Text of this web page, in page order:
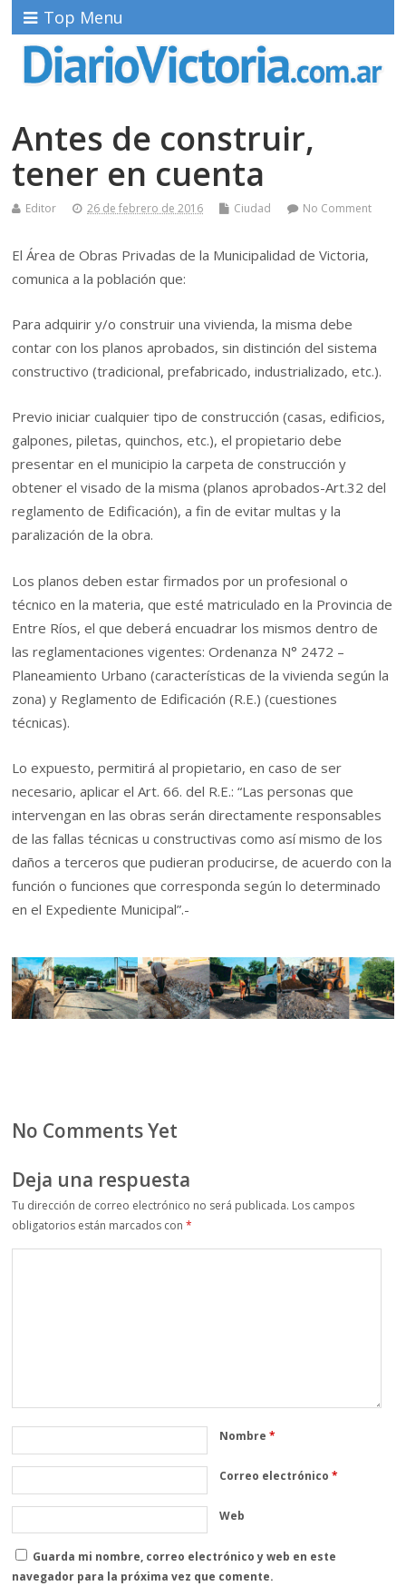
Top Menu
Antes de construir,
tener en cuenta
Editor 26 de febrero de 2016 Ciudad No Comment
El Área de Obras Privadas de la Municipalidad de Victoria,
comunica a la población que:
Para adquirir y/o construir una vivienda, la misma debe
contar con los planos aprobados, sin distinción del sistema
constructivo (tradicional, prefabricado, industrializado, etc.).
Previo iniciar cualquier tipo de construcción (casas, edificios,
galpones, piletas, quinchos, etc.), el propietario debe
presentar en el municipio la carpeta de construcción y
obtener el visado de la misma (planos aprobados-Art.32 del
reglamento de Edificación), a fin de evitar multas y la
paralización de la obra.
Los planos deben estar firmados por un profesional o
técnico en la materia, que esté matriculado en la Provincia de
Entre Ríos, el que deberá encuadrar los mismos dentro de
las reglamentaciones vigentes: Ordenanza N° 2472 –
Planeamiento Urbano (características de la vivienda según la
zona) y Reglamento de Edificación (R.E.) (cuestiones
técnicas).
Lo expuesto, permitirá al propietario, en caso de ser
necesario, aplicar el Art. 66. del R.E.: “Las personas que
intervengan en las obras serán directamente responsables
de las fallas técnicas u constructivas como así mismo de los
daños a terceros que pudieran producirse, de acuerdo con la
función o funciones que corresponda según lo determinado
en el Expediente Municipal”.-
No Comments Yet
Deja una respuesta
Tu dirección de correo electrónico no será publicada. Los campos
obligatorios están marcados con*
Nombre*
Correo electrónico*
Web
Guarda mi nombre, correo electrónico y web en este
navegador para la próxima vez que comente.